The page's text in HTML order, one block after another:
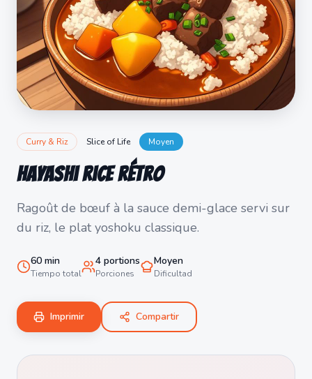
Curry & Riz Slice of Life Moyen
Hayashi Rice Rétro
Ragoût de bœuf à la sauce demi-glace servi sur
du riz, le plat yoshoku classique.
60 min
Tiempo total
4 portions
Porciones
Moyen
Dificultad
Imprimir Compartir